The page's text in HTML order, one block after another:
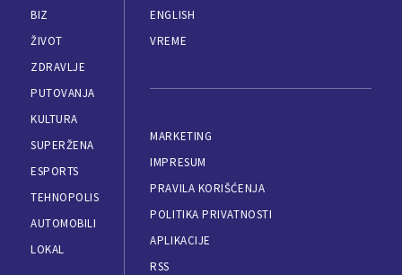
BIZ
ŽIVOT
ZDRAVLJE
PUTOVANJA
KULTURA
SUPERŽENA
ESPORTS
TEHNOPOLIS
AUTOMOBILI
LOKAL
ENGLISH
VREME
MARKETING
IMPRESUM
PRAVILA KORIŠĆENJA
POLITIKA PRIVATNOSTI
APLIKACIJE
RSS